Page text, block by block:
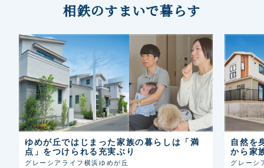
相鉄のすまいで暮らす
ゆめが丘ではじまった家族の暮らしは「満
点」をつけられる充実ぶり
グレーシアライフ横浜ゆめが丘
自然を
から家
グレーシ